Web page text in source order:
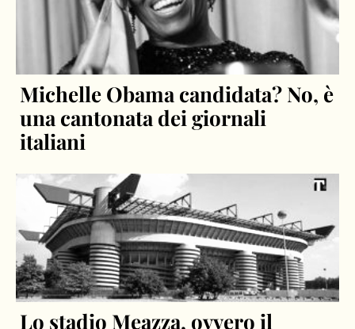
Michelle Obama candidata? No, è
una cantonata dei giornali
italiani
Lo stadio Meazza, ovvero il